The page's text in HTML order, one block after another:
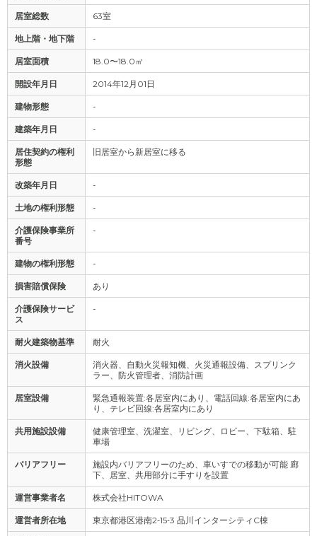
居室総数 63室
地上階・地下階 -
居室面積 18.0〜18.0㎡
開設年月日 2014年12月01日
建物形態 -
建築年月日 -
居住契約の権利
形態
旧居室から新居室に移る
改築年月日 -
土地の権利形態 -
介護保険事業所
番号
-
建物の権利形態 -
損害賠償保険 あり
介護保険サービ
ス
-
耐火建築物基準 耐火
消火設備
消火器、自動火災報知機、火災通報設備、スプリンク
ラー、防火管理者、消防計画
居室設備
緊急通報装置:各居室内にあり、電話回線:各居室内にあ
り、テレビ回線:各居室内にあり
共用施設設備
健康管理室、洗濯室、リビング、ロビー、下駄箱、駐
車場
バリアフリー
施設内バリアフリーのため、車いすでの移動が可能 廊
下、居室、共用部分に手すりを設置
運営事業者名 株式会社HITOWA
運営者所在地 東京都港区港南2‐15‐3 品川インターシティC棟